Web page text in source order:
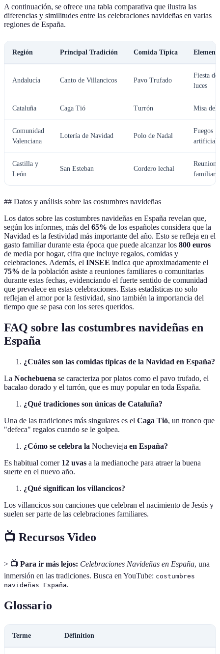
A continuación, se ofrece una tabla comparativa que ilustra las
diferencias y similitudes entre las celebraciones navideñas en varias
regiones de España.
Región Principal Tradición Comida Típica
Andalucía Canto de Villancicos Pavo Trufado
Fiesta de
luces
Cataluña Caga Tió Turrón Misa del
Comunidad
Valenciana
Lotería de Navidad Polo de Nadal
Fuegos
Castilla y
León
San Esteban Cordero lechal
## Datos y análisis sobre las costumbres navideñas
Los datos sobre las costumbres navideñas en España revelan que,
según los informes, más del 65% de los españoles considera que la
Navidad es la festividad más importante del año. Esto se refleja en el
gasto familiar durante esta época que puede alcanzar los 800 euros
de media por hogar, cifra que incluye regalos, comidas y
celebraciones. Además, el INSEE indica que aproximadamente el
75% de la población asiste a reuniones familiares o comunitarias
durante estas fechas, evidenciando el fuerte sentido de comunidad
que prevalece en estas celebraciones. Estas estadísticas no solo
reflejan el amor por la festividad, sino también la importancia del
tiempo que se pasa con los seres queridos.
FAQ sobre las costumbres navideñas en
España
¿Cuáles son las comidas típicas de la Navidad en España?
La Nochebuena se caracteriza por platos como el pavo trufado, el
bacalao dorado y el turrón, que es muy popular en toda España.
¿Qué tradiciones son únicas de Cataluña?
Una de las tradiciones más singulares es el Caga Tió, un tronco que
"defeca" regalos cuando se le golpea.
¿Cómo se celebra la Nochevieja en España?
Es habitual comer 12 uvas a la medianoche para atraer la buena
suerte en el nuevo año.
¿Qué significan los villancicos?
Los villancicos son canciones que celebran el nacimiento de Jesús y
suelen ser parte de las celebraciones familiares.
📺 Recursos Video
> 📺 Para ir más lejos: Celebraciones Navideñas en España, una
inmersión en las tradiciones. Busca en YouTube: costumbres
navideñas España.
Glossario
Terme Définition